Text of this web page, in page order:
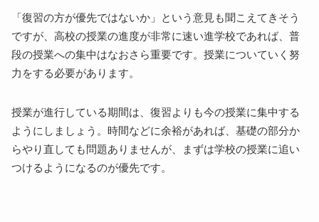
「復習の方が優先ではないか」という意見も聞こえてきそう
ですが、高校の授業の進度が非常に速い進学校であれば、普
段の授業への集中はなおさら重要です。授業についていく努
力をする必要があります。
授業が進行している期間は、復習よりも今の授業に集中する
ようにしましょう。時間などに余裕があれば、基礎の部分か
らやり直しても問題ありませんが、まずは学校の授業に追い
つけるようになるのが優先です。